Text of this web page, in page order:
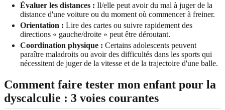
Évaluer les distances : Il/elle peut avoir du mal à juger de la
distance d'une voiture ou du moment où commencer à freiner.
Orientation : Lire des cartes ou suivre rapidement des
directions « gauche/droite » peut être déroutant.
Coordination physique : Certains adolescents peuvent
paraître maladroits ou avoir des difficultés dans les sports qui
nécessitent de juger de la vitesse et de la trajectoire d'une balle.
Comment faire tester mon enfant pour la
dyscalculie : 3 voies courantes